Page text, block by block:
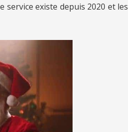
existe depuis 2020 et les